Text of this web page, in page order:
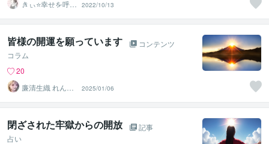
きぃ⭐️幸せを呼び
込むふわっと女
神⭐️
2022/10/13
皆様の開運を願っています
コンテンツ
コラム
20
廉清生織 れんせ
い さき
2025/01/06
閉ざされた牢獄からの開放
記事
占い